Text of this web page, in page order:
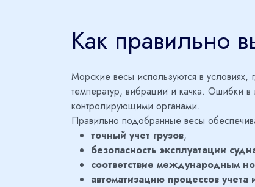
Как правильно
Морские весы используются в условиях,
температур, вибрации и качка. Ошибки
контролирующими органами.
Правильно подобранные весы
точный учет грузов,
безопасность эксплуатации
соответствие международным
автоматизацию процессов учета